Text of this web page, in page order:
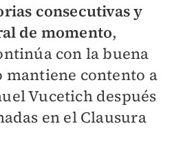
consecutivas y
de momento,
con la buena
mantiene contento a
Vucetich después
en el Clausura